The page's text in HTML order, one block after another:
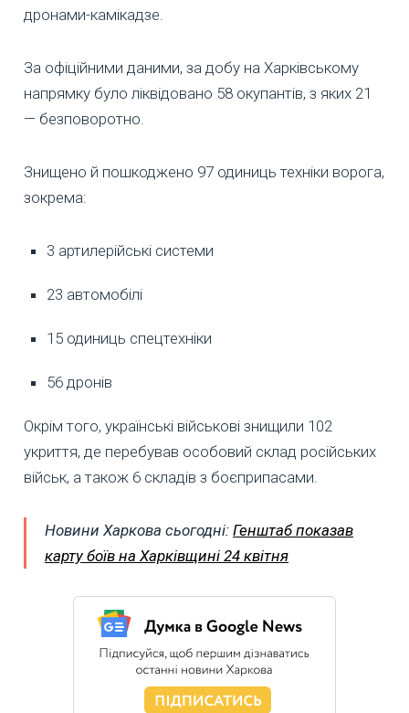
дронами-камікадзе.
За офіційними даними, за добу на Харківському
напрямку було ліквідовано 58 окупантів, з яких 21
— безповоротно.
Знищено й пошкоджено 97 одиниць техніки ворога,
зокрема:
3 артилерійські системи
23 автомобілі
15 одиниць спецтехніки
56 дронів
Окрім того, українські військові знищили 102
укриття, де перебував особовий склад російських
військ, а також 6 складів з боєприпасами.
Новини Харкова сьогодні: Генштаб показав
карту боїв на Харківщині 24 квітня